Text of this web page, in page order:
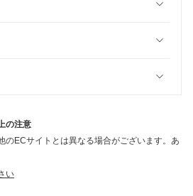
の注意
のECサイトとは異なる場合がございます。あ
い